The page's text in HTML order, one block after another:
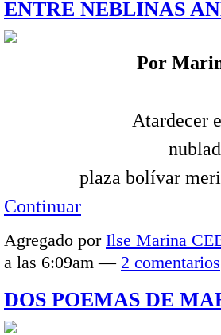
ENTRE NEBLINAS
Por
Atardecer
plaza bolívar
Continuar
Agregado por Ilse Marina
a las 6:09am — 2 comentarios
DOS POEMAS DE